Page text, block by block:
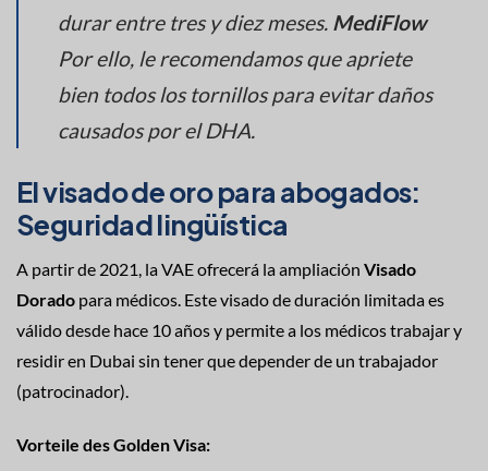
durar entre tres y diez meses. MediFlow
Por ello, le recomendamos que apriete
bien todos los tornillos para evitar daños
causados por el DHA.
El visado de oro para abogados:
Seguridad lingüística
A partir de 2021, la VAE ofrecerá la ampliación Visado
Dorado para médicos. Este visado de duración limitada es
válido desde hace 10 años y permite a los médicos trabajar y
residir en Dubai sin tener que depender de un trabajador
(patrocinador).
Vorteile des Golden Visa: